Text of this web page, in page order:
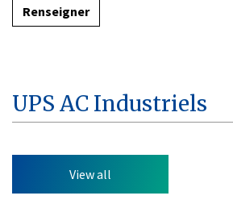
Renseigner
UPS AC Industriels
View all